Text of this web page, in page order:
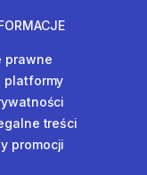
prawne
platformy
treści
promocji